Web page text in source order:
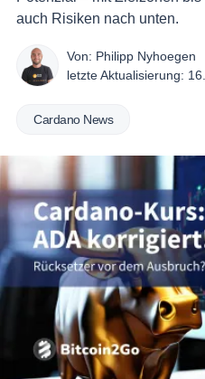
auch Risiken nach unten.
Von: Philipp Nyhoegen
letzte Aktualisierung:
Cardano News